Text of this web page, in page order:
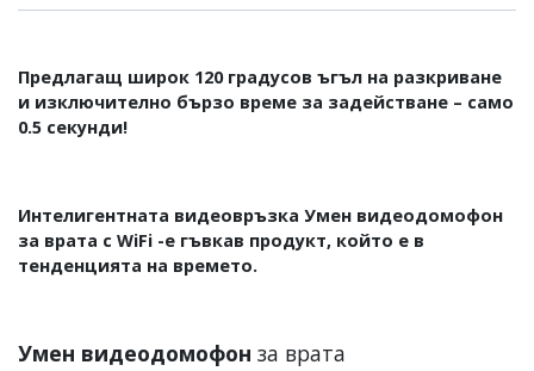
Предлагащ широк 120 градусов ъгъл на разкриване
и изключително бързо време за задействане – само
0.5 секунди!
Интелигентната видеовръзка Умен видеодомофон
за врата с WiFi -е гъвкав продукт, който е в
тенденцията на времето.
Умен видеодомофон за врата